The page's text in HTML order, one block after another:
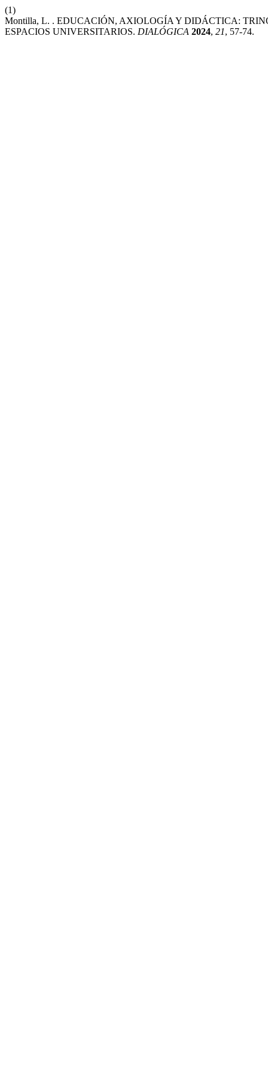
(1)
Montilla, L. . EDUCACIÓN, AXIOLOGÍA Y DIDÁCTICA:
ESPACIOS UNIVERSITARIOS. DIALÓGICA 2024, 21, 57-74.